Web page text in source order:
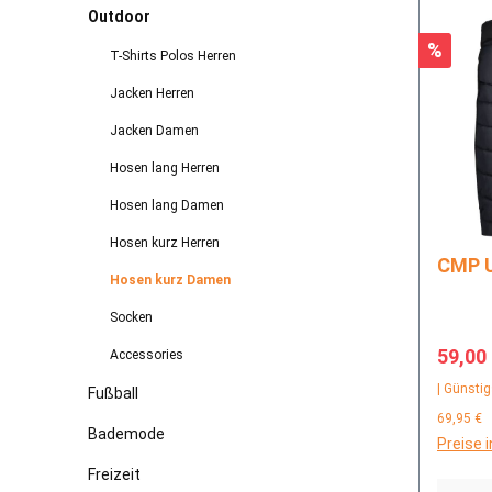
Outdoor
T-Shirts Polos Herren
Jacken Herren
Jacken Damen
Hosen lang Herren
Hosen lang Damen
Hosen kurz Herren
Hosen kurz Damen
Socken
Accessories
Fußball
Bademode
Freizeit
Rabatt
%
59,00
|
69,95 €
Preise